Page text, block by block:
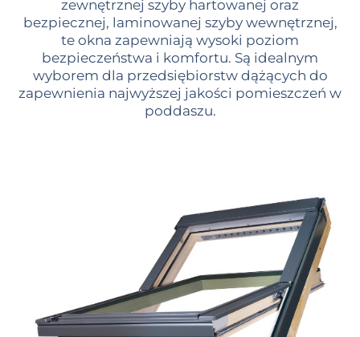
zewnętrznej szyby hartowanej oraz
bezpiecznej, laminowanej szyby wewnętrznej,
te okna zapewniają wysoki poziom
bezpieczeństwa i komfortu. Są idealnym
wyborem dla przedsiębiorstw dążących do
zapewnienia najwyższej jakości pomieszczeń w
poddaszu.